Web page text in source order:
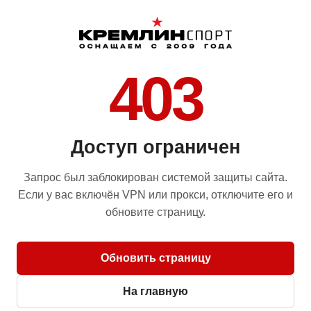
403
Доступ ограничен
Запрос был заблокирован системой защиты сайта.
Если у вас включён VPN или прокси, отключите его и
обновите страницу.
Обновить страницу
На главную